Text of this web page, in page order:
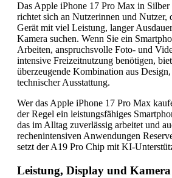
Das Apple iPhone 17 Pro Max in
richtet sich an Nutzerinnen und Nutzer,
Gerät mit viel Leistung, langer
Kamera suchen. Wenn Sie ein
Arbeiten, anspruchsvolle Foto- und
intensive Freizeitnutzung benötigen,
überzeugende Kombination aus
technischer Ausstattung.
Wer das Apple iPhone 17 Pro Max
der Regel ein leistungsfähiges
das im Alltag zuverlässig arbeitet und
rechenintensiven Anwendungen
setzt der A19 Pro Chip mit KI-
Leistung, Display und